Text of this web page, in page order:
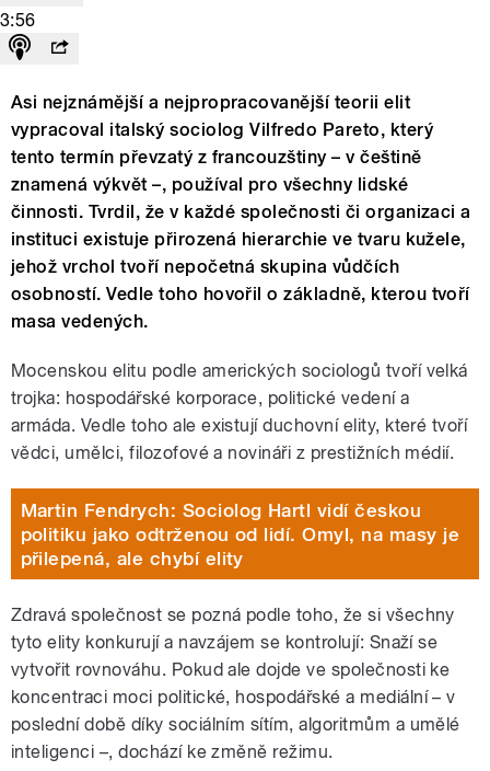
3:56
Asi nejznámější a nejpropracovanější teorii elit
vypracoval italský sociolog Vilfredo Pareto, který
tento termín převzatý z francouzštiny – v češtině
znamená výkvět –, používal pro všechny lidské
činnosti. Tvrdil, že v každé společnosti či organizaci a
instituci existuje přirozená hierarchie ve tvaru kužele,
jehož vrchol tvoří nepočetná skupina vůdčích
osobností. Vedle toho hovořil o základně, kterou tvoří
masa vedených.
Mocenskou elitu podle amerických sociologů tvoří velká
trojka: hospodářské korporace, politické vedení a
armáda. Vedle toho ale existují duchovní elity, které tvoří
vědci, umělci, filozofové a novináři z prestižních médií.
Martin Fendrych: Sociolog Hartl vidí českou
politiku jako odtrženou od lidí. Omyl, na masy je
přilepená, ale chybí elity
Zdravá společnost se pozná podle toho, že si všechny
tyto elity konkurují a navzájem se kontrolují: Snaží se
vytvořit rovnováhu. Pokud ale dojde ve společnosti ke
koncentraci moci politické, hospodářské a mediální – v
poslední době díky sociálním sítím, algoritmům a umělé
inteligenci –, dochází ke změně režimu.